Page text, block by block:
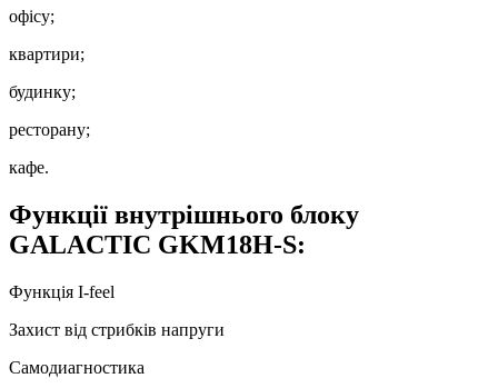
офісу;
квартири;
будинку;
ресторану;
кафе.
Функції внутрішнього блоку
GALACTIC GKM18H-S:
Функція I-feel
Захист від стрибків напруги
Самодиагностика